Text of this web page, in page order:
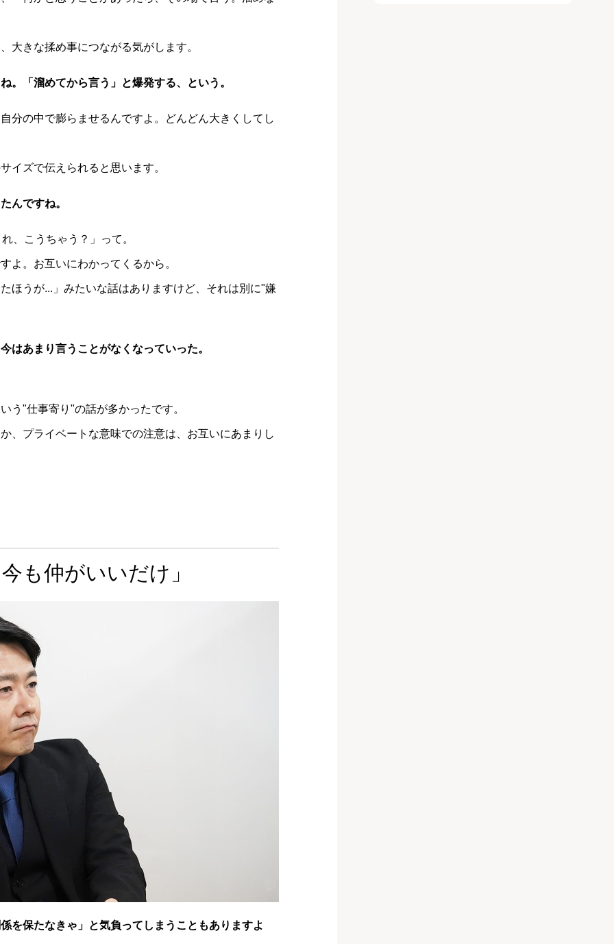
大きな揉め事につながる気がします。
「溜めてから言う」と爆発する、という。
分の中で膨らませるんですよ。どんどん大きくしてし
イズで伝えられると思います。
んですね。
、こうちゃう？」って。
よ。お互いにわかってくるから。
ほうが...」みたいな話はありますけど、それは別に"嫌
あまり言うことがなくなっていった。
う"仕事寄り"の話が多かったです。
、プライベートな意味での注意は、お互いにあまりし
も仲がいいだけ」
保たなきゃ」と気負ってしまうこともありますよ